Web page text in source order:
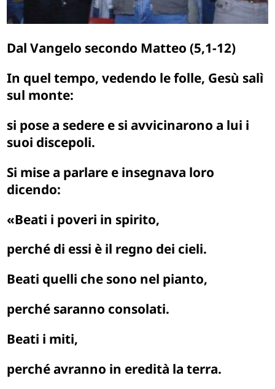
Dal Vangelo secondo Matteo (5,1-12)
In quel tempo, vedendo le folle, Gesù salì
sul monte:
si pose a sedere e si avvicinarono a lui i
suoi discepoli.
Si mise a parlare e insegnava loro
dicendo:
«Beati i poveri in spirito,
perché di essi è il regno dei cieli.
Beati quelli che sono nel pianto,
perché saranno consolati.
Beati i miti,
perché avranno in eredità la terra.